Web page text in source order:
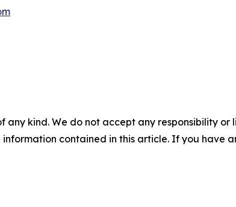
any kind. We do not accept any responsibility
contained in this article. If you have